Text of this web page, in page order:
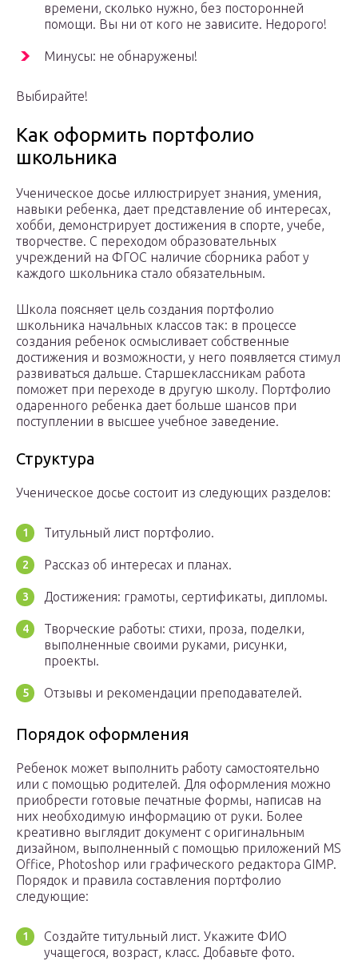
времени, сколько нужно, без посторонней
помощи. Вы ни от кого не зависите. Недорого!
Минусы: не обнаружены!
Выбирайте!
Как оформить портфолио
школьника
Ученическое досье иллюстрирует знания, умения,
навыки ребенка, дает представление об интересах,
хобби, демонстрирует достижения в спорте, учебе,
творчестве. С переходом образовательных
учреждений на ФГОС наличие сборника работ у
каждого школьника стало обязательным.
Школа поясняет цель создания портфолио
школьника начальных классов так: в процессе
создания ребенок осмысливает собственные
достижения и возможности, у него появляется стимул
развиваться дальше. Старшеклассникам работа
поможет при переходе в другую школу. Портфолио
одаренного ребенка дает больше шансов при
поступлении в высшее учебное заведение.
Структура
Ученическое досье состоит из следующих разделов:
Титульный лист портфолио.
Рассказ об интересах и планах.
Достижения: грамоты, сертификаты, дипломы.
Творческие работы: стихи, проза, поделки,
выполненные своими руками, рисунки,
проекты.
Отзывы и рекомендации преподавателей.
Порядок оформления
Ребенок может выполнить работу самостоятельно
или с помощью родителей. Для оформления можно
приобрести готовые печатные формы, написав на
них необходимую информацию от руки. Более
креативно выглядит документ с оригинальным
дизайном, выполненный с помощью приложений MS
Office, Photoshop или графического редактора GIMP.
Порядок и правила составления портфолио
следующие:
Создайте титульный лист. Укажите ФИО
учащегося, возраст, класс. Добавьте фото.